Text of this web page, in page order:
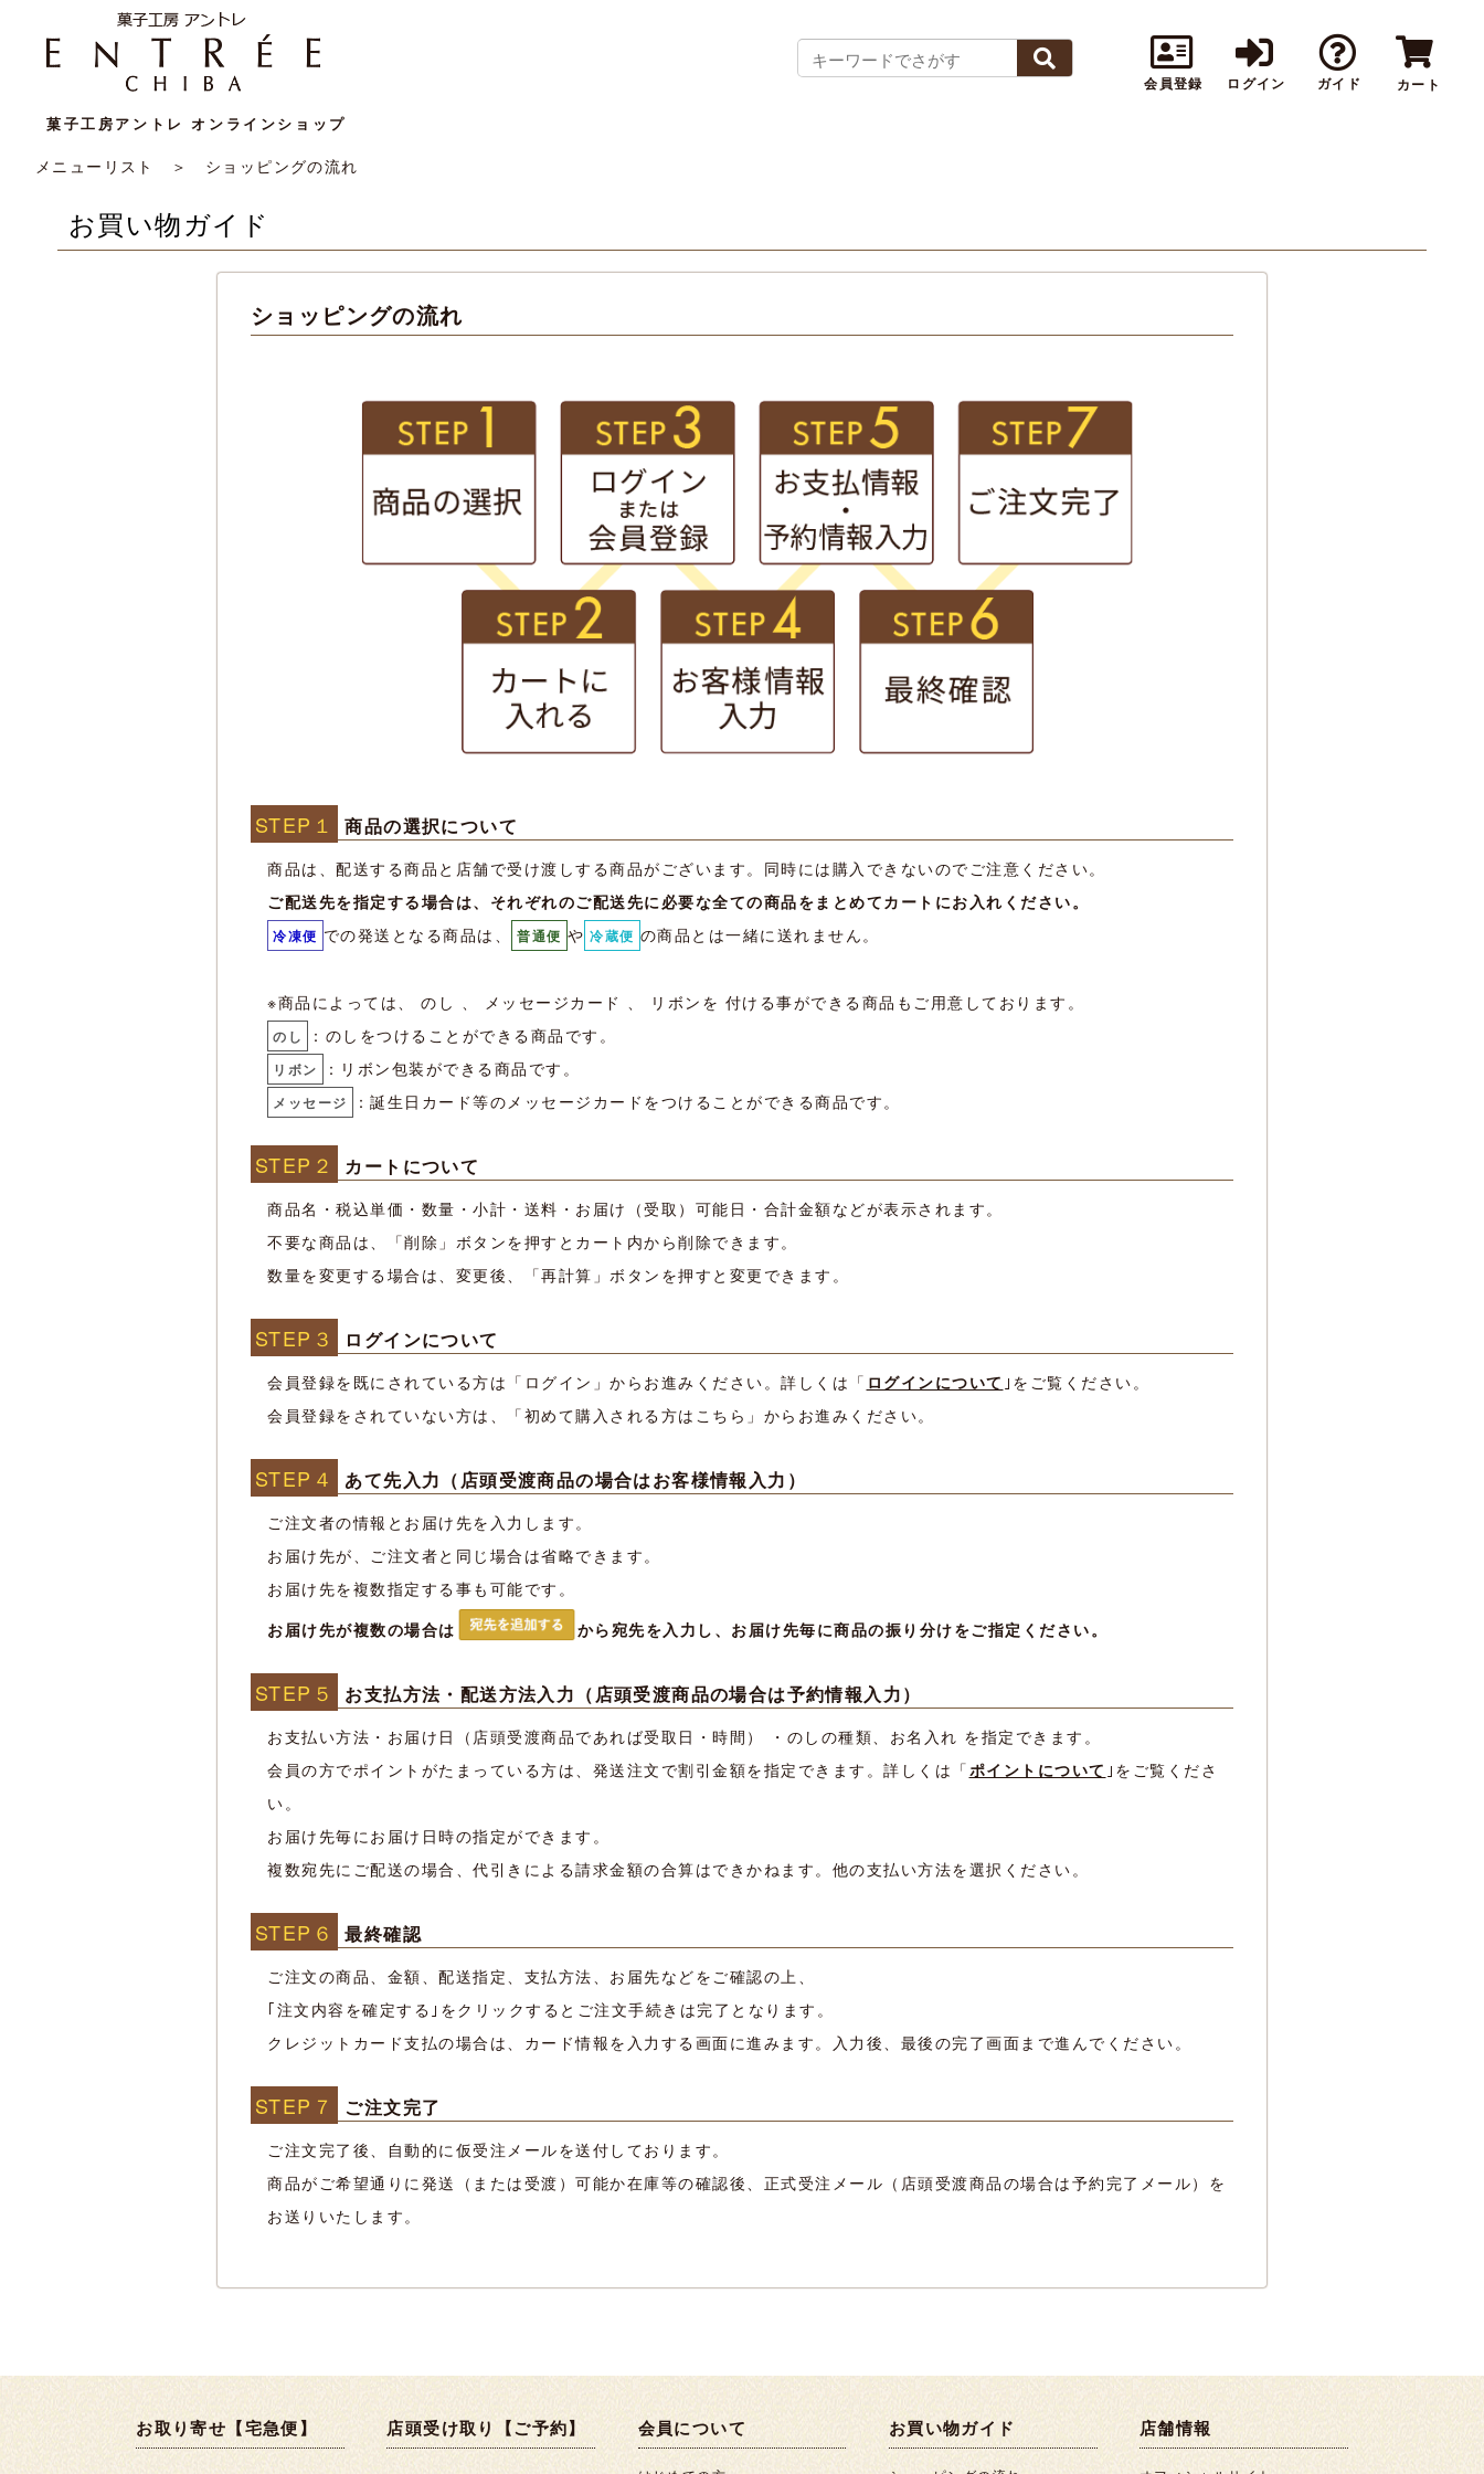
会員登録 ログイン ガイド カート
菓子工房アントレ オンラインショップ
メニューリスト ＞ ショッピングの流れ
お買い物ガイド
ショッピングの流れ
STEP１ 商品の選択について
商品は、配送する商品と店舗で受け渡しする商品がございます。同時には購入できないのでご注意ください。
ご配送先を指定する場合は、それぞれのご配送先に必要な全ての商品をまとめてカートにお入れください。
冷凍便 での発送となる商品は、 普通便 や 冷蔵便 の商品とは一緒に送れません。
※商品によっては、 のし 、 メッセージカード 、 リボンを 付ける事ができる商品もご用意しております。
のし ：のしをつけることができる商品です。
リボン ：リボン包装ができる商品です。
メッセージ ：誕生日カード等のメッセージカードをつけることができる商品です。
STEP２ カートについて
商品名・税込単価・数量・小計・送料・お届け（受取）可能日・合計金額などが表示されます。
不要な商品は、「削除」ボタンを押すとカート内から削除できます。
数量を変更する場合は、変更後、「再計算」ボタンを押すと変更できます。
STEP３ ログインについて
会員登録を既にされている方は「ログイン」からお進みください。詳しくは「 ログインについて ｣をご覧ください。
会員登録をされていない方は、「初めて購入される方はこちら」からお進みください。
STEP４ あて先入力（店頭受渡商品の場合はお客様情報入力）
ご注文者の情報とお届け先を入力します。
お届け先が、ご注文者と同じ場合は省略できます。
お届け先を複数指定する事も可能です。
お届け先が複数の場合は
から宛先を入力し、お届け先毎に商品の振り分けをご指定ください。
STEP５ お支払方法・配送方法入力（店頭受渡商品の場合は予約情報入力）
お支払い方法・お届け日（店頭受渡商品であれば受取日・時間） ・のしの種類、お名入れ を指定できます。
会員の方でポイントがたまっている方は、発送注文で割引金額を指定できます。詳しくは「ポイントについて ｣をご覧くださ
い。
お届け先毎にお届け日時の指定ができます。
複数宛先にご配送の場合、代引きによる請求金額の合算はできかねます。他の支払い方法を選択ください。
STEP６ 最終確認
ご注文の商品、金額、配送指定、支払方法、お届先などをご確認の上、
｢注文内容を確定する｣をクリックするとご注文手続きは完了となります。
クレジットカード支払の場合は、カード情報を入力する画面に進みます。入力後、最後の完了画面まで進んでください。
STEP７ ご注文完了
ご注文完了後、自動的に仮受注メールを送付しております。
商品がご希望通りに発送（または受渡）可能か在庫等の確認後、正式受注メール（店頭受渡商品の場合は予約完了メール）を
お送りいたします。
お取り寄せ【宅急便】 店頭受け取り【ご予約】 会員について お買い物ガイド 店舗情報